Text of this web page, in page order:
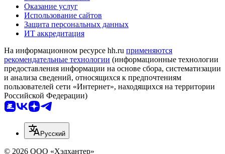
Оказание услуг
Использование сайтов
Защита персональных данных
ИТ аккредитация
На информационном ресурсе hh.ru применяются
рекомендательные технологии (информационные технологии
предоставления информации на основе сбора, систематизации
и анализа сведений, относящихся к предпочтениям
пользователей сети «Интернет», находящихся на территории
Российской Федерации)
Русский
© 2026 ООО «Хэдхантер»